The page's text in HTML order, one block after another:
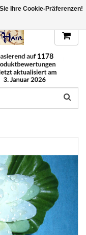
DEINE FARBE
Ihre Cookie-Präferenzen!